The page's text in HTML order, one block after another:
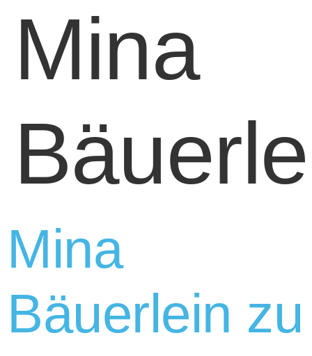
Mina
Mina
Bäuerlein zu